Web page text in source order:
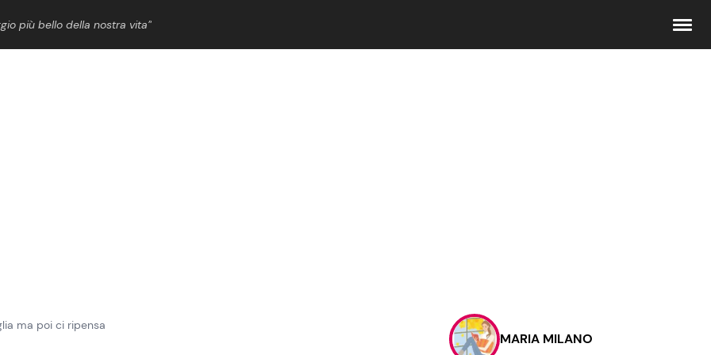
più bello della nostra vita”
Contattaci
Pubblicità
ma poi ci ripensa
MARIA MILANO